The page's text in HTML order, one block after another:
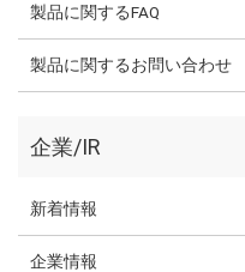
製品に関するFAQ
製品に関するお問い合わせ
企業/IR
新着情報
企業情報